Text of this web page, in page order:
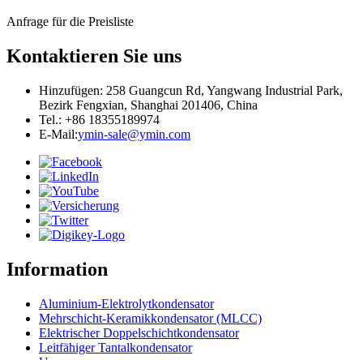
Anfrage für die Preisliste
Kontaktieren Sie uns
Hinzufügen: 258 Guangcun Rd, Yangwang Industrial Park,
Bezirk Fengxian, Shanghai 201406, China
Tel.: +86 18355189974
E-Mail:ymin-sale@ymin.com
Information
Aluminium-Elektrolytkondensator
Mehrschicht-Keramikkondensator (MLCC)
Elektrischer Doppelschichtkondensator
Leitfähiger Tantalkondensator